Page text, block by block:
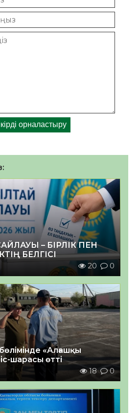
– БІРЛІК ПЕН
БЕЛГІСІ
20 0
«Алғашқы
шарасы өтті
18 0